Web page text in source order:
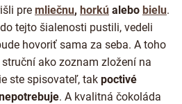
pre mliečnu, horkú alebo bielu.
do tejto šialenosti pustili, vedeli
hovoriť sama za seba. A toho
ako zoznam zložení na
ste spisovateľ, tak poctivé
. A kvalitná čokoláda